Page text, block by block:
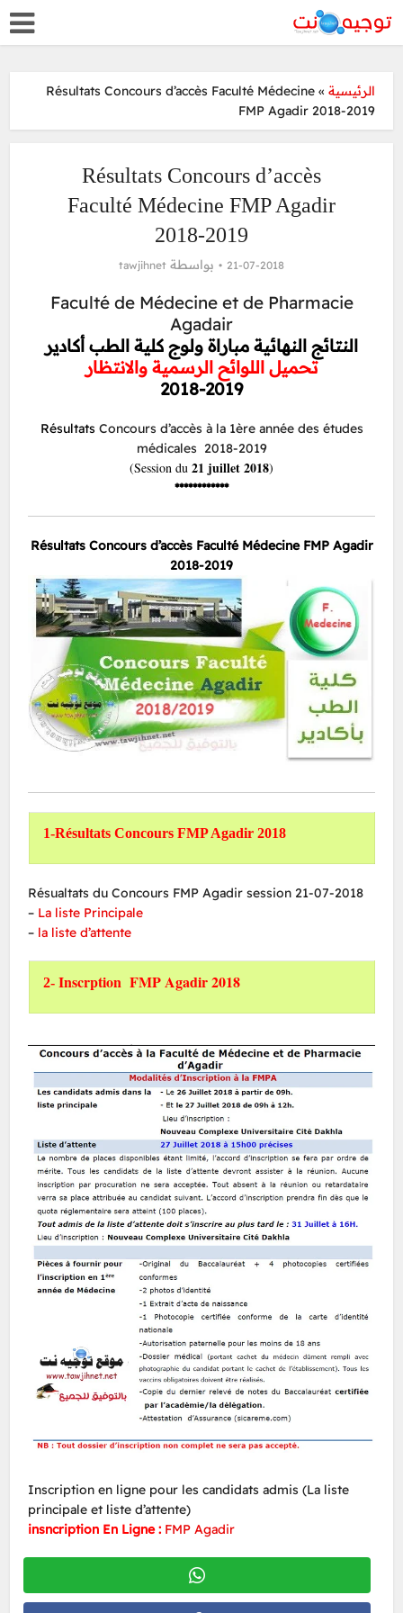
الرئيسية »
Résultats Concours d’accès Faculté Médecine
FMP Agadir 2018-2019
Résultats Concours d’accès
Faculté Médecine FMP Agadir
2018-2019
21-07-2018 بواسطة tawjihnet
Faculté de Médecine et de Pharmacie
Agadair
النتائج النهائية مباراة ولوج كلية الطب أكادير
تحميل اللوائح الرسمية والانتظار
2018-2019
Résultats Concours d’accès à la 1ère année des études
médicales 2018-2019
(Session du 21 juillet 2018)
************
Résultats Concours d’accès Faculté Médecine FMP Agadir
2018-2019
1-Résultats Concours FMP Agadir 2018
Résualtats du Concours FMP Agadir session 21-07-2018
– La liste Principale
– la liste d’attente
2- Inscrption FMP Agadir 2018
Inscription en ligne pour les candidats admis (La liste
principale et liste d’attente)
insncription En Ligne : FMP Agadir